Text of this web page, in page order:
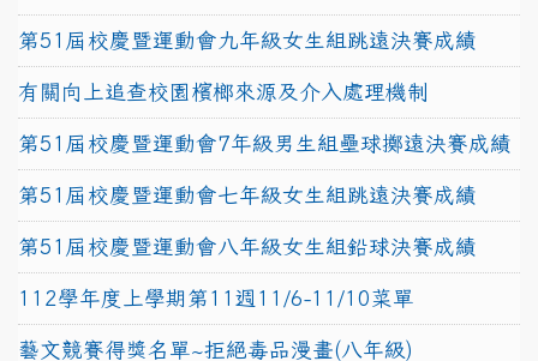
第51屆校慶暨運動會九年級女生組跳遠決賽成績
有關向上追查校園檳榔來源及介入處理機制
第51屆校慶暨運動會7年級男生組壘球擲遠決賽成績
第51屆校慶暨運動會七年級女生組跳遠決賽成績
第51屆校慶暨運動會八年級女生組鉛球決賽成績
112學年度上學期第11週11/6-11/10菜單
藝文競賽得獎名單~拒絕毒品漫畫(八年級)